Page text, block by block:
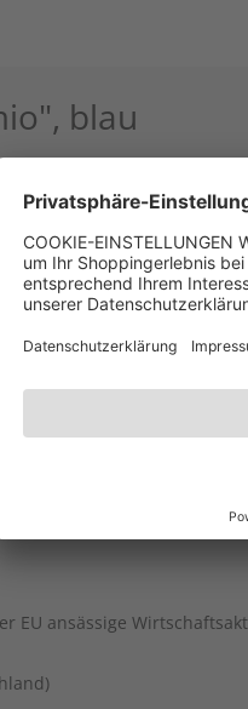
blau
und individuellen
mit den verspielten
ist ein besonders
Perfekt für einen
EU ansässige